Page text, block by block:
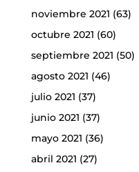
noviembre 2021 (63)
octubre 2021 (60)
septiembre 2021 (50)
agosto 2021 (46)
julio 2021 (37)
junio 2021 (37)
mayo 2021 (36)
abril 2021 (27)